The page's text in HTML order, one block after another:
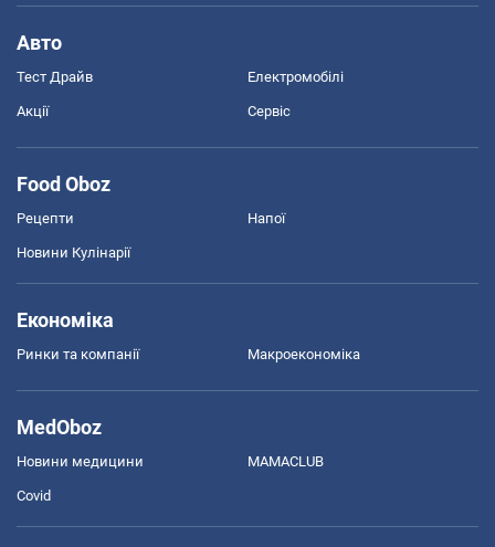
Авто
Тест Драйв Електромобілі
Акції Сервіс
Food Oboz
Рецепти Напої
Новини Кулінарії
Економіка
Ринки та компанії Макроекономіка
MedOboz
Новини медицини MAMACLUB
Covid